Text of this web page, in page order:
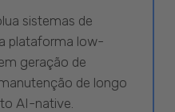
sistemas de
plataforma low-
geração de
de longo
AI-native.